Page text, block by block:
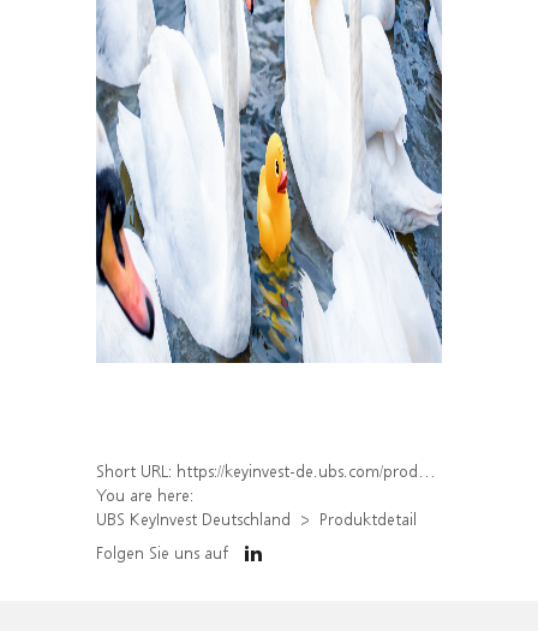
Short URL: https://keyinvest-de.ubs.com/produkt/detail/index/isin/DE000WA4ZJ21
You are here:
UBS KeyInvest Deutschland
Produktdetail
Folgen Sie uns auf